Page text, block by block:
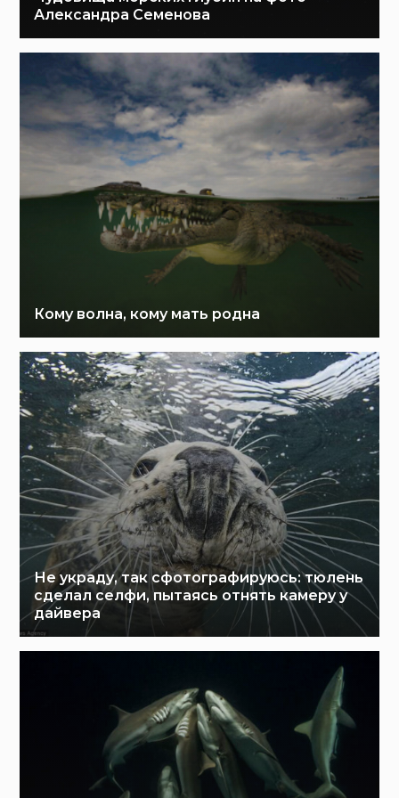
Александра Семенова
Кому волна, кому мать родна
Не украду, так сфотографируюсь: тюлень
сделал селфи, пытаясь отнять камеру у
дайвера